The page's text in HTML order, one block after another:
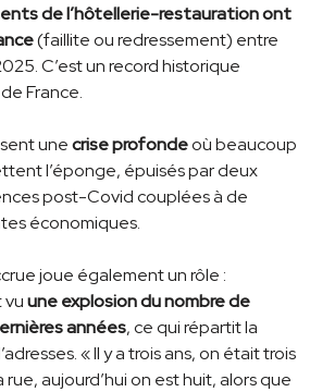
de l’hôtellerie-restauration ont
(faillite ou redressement) entre
C’est un record historique
France.
unecrise profondeoù beaucoup
l’éponge, épuisés par deux
post-Covid couplées à de
économiques.
joue également un rôle :
vuune explosion du nombre de
années, ce qui répartit la
« Il y a trois ans, on était trois
rue, aujourd’hui on est huit, alors que